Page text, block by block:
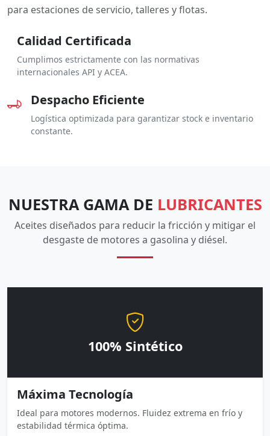
para estaciones de servicio, talleres y flotas.
Calidad Certificada
Cumplimos estrictamente con las normativas
internacionales API y ACEA.
Despacho Eficiente
Logística optimizada para garantizar stock e inventario
constante.
NUESTRA GAMA DE LUBRICANTES
Aceites diseñados para reducir la fricción y mitigar el
desgaste de motores a gasolina y diésel.
100% Sintético
Máxima Tecnología
Ideal para motores modernos. Fluidez extrema en frío y
estabilidad térmica óptima.